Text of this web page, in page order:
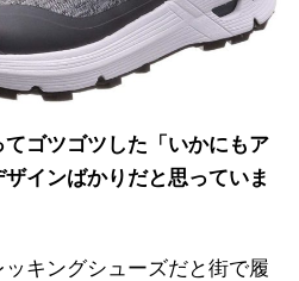
てゴツゴツした「いかにもア
インばかりだと思っていま
キングシューズだと街で履